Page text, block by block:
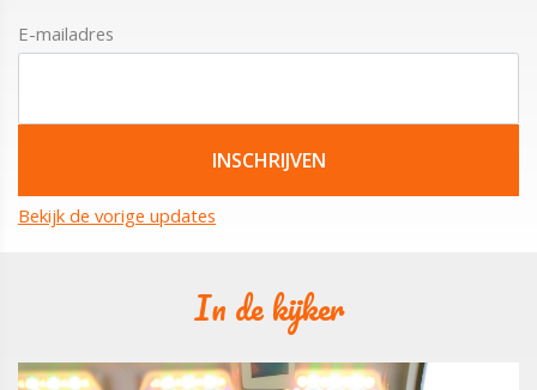
E-mailadres
Bekijk de vorige updates
In de kijker